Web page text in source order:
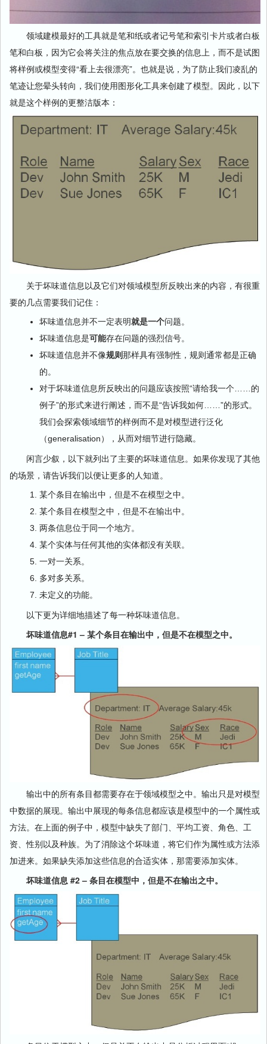
领域建模最好的工具就是笔和纸或者记号笔和索引卡片或者白板
笔和白板，因为它会将关注的焦点放在要交换的信息上，而不是试图
将样例或模型变得“看上去很漂亮”。也就是说，为了防止我们凌乱的
笔迹让您晕头转向，我们使用图形化工具来创建了模型。因此，以下
就是这个样例的更整洁版本：
关于坏味道信息以及它们对领域模型所反映出来的内容，有很重
要的几点需要我们记住：
坏味道信息并不一定表明就是一个问题。
坏味道信息是可能存在问题的强烈信号。
坏味道信息并不像规则那样具有强制性，规则通常都是正确
的。
对于坏味道信息所反映出的问题应该按照“请给我一个……的
例子”的形式来进行阐述，而不是“告诉我如何……”的形式。
我们会探索领域细节的样例而不是对模型进行泛化
（generalisation），从而对细节进行隐藏。
闲言少叙，以下就列出了主要的坏味道信息。如果你发现了其他
的场景，请告诉我们以便让更多的人知道。
某个条目在输出中，但是不在模型之中。
某个条目在模型之中，但是不在输出中。
两条信息位于同一个地方。
某个实体与任何其他的实体都没有关联。
一对一关系。
多对多关系。
未定义的功能。
以下更为详细地描述了每一种坏味道信息。
坏味道信息#1 – 某个条目在输出中，但是不在模型之中。
输出中的所有条目都需要存在于领域模型之中。输出只是对模型
中数据的展现。输出中展现的每条信息都应该是模型中的一个属性或
方法。在上面的例子中，模型中缺失了部门、平均工资、角色、工
资、性别以及种族。为了消除这个坏味道，将它们作为属性或方法添
加进来。如果缺失添加这些信息的合适实体，那需要添加实体。
坏味道信息 #2 – 条目在模型中，但是不在输出之中。